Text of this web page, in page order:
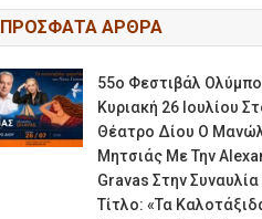
ΠΡΟΣΦΑΤΑ ΑΡΘΡΑ
55ο Φεστιβάλ
Κυριακή 26 Ιουλίου
Θέατρο Δίου Ο
Μητσιάς Με Την
Gravas Στην
Τίτλο: «τα